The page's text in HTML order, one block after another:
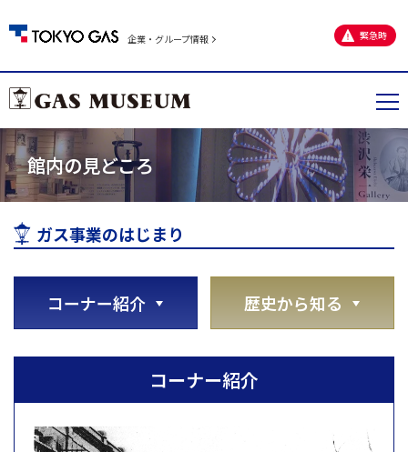
企業・グループ情報 緊急時
館内の見どころ
ガス事業のはじまり
コーナー紹介 歴史から知る
コーナー紹介